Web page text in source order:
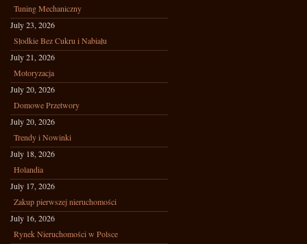
Tuning Mechaniczny
July 23, 2026
Słodkie Bez Cukru i Nabiału
July 21, 2026
Motoryzacja
July 20, 2026
Domowe Przetwory
July 20, 2026
Trendy i Nowinki
July 18, 2026
Holandia
July 17, 2026
Zakup pierwszej nieruchomości
July 16, 2026
Rynek Nieruchomości w Polsce